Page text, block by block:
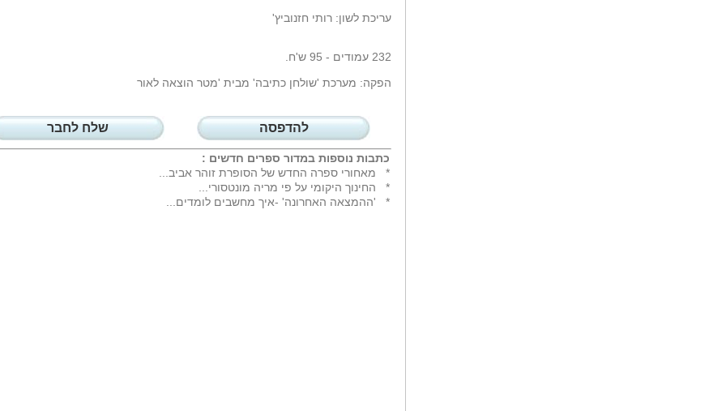
עריכת לשון: רותי חזנוביץ'
232 עמודים - 95 ש'ח.
הפקה: מערכת 'שולחן כתיבה' מבית 'מטר הוצאה לאור
שלח לחבר להדפסה
כתבות נוספות במדור ספרים חדשים :
* מאחורי ספרה החדש של הסופרת זוהר אביב...
* החינוך היקומי על פי מריה מונטסורי...
* 'ההמצאה האחרונה' -איך מחשבים לומדים...